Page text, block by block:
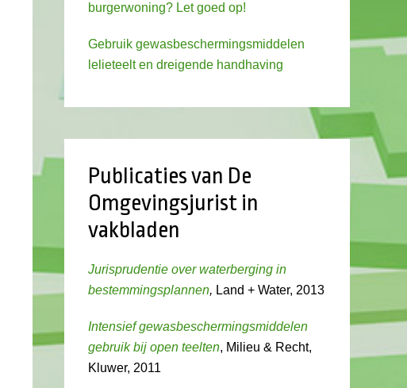
burgerwoning? Let goed op!
Gebruik gewasbeschermingsmiddelen
lelieteelt en dreigende handhaving
Publicaties van De
Omgevingsjurist in
vakbladen
Jurisprudentie over waterberging in
bestemmingsplannen, Land + Water, 2013
Intensief gewasbeschermingsmiddelen
gebruik bij open teelten, Milieu & Recht,
Kluwer, 2011